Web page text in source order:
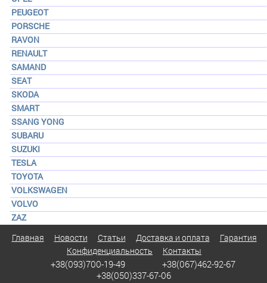
PEUGEOT
PORSCHE
RAVON
RENAULT
SAMAND
SEAT
SKODA
SMART
SSANG YONG
SUBARU
SUZUKI
TESLA
TOYOTA
VOLKSWAGEN
VOLVO
ZAZ
Главная Новости Статьи Доставка и оплата
Гарантия
Конфиденциальность
Контакты
+38(093)700-19-49
+38(067)462-92-67
+38(050)337-67-06